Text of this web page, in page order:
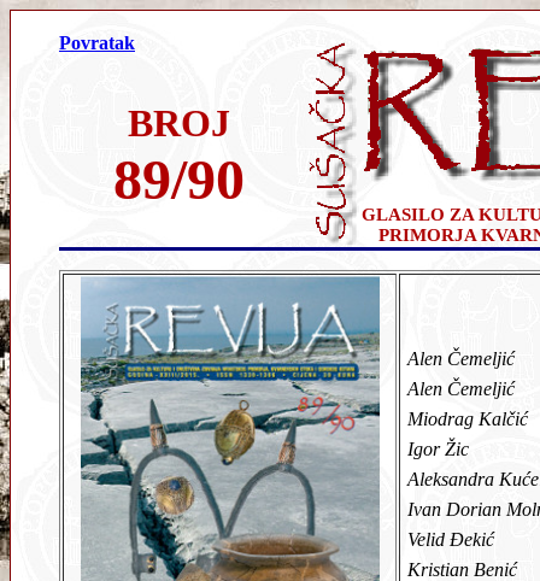
Povratak
GLASILO ZA
PRIMORJA
BROJ
89/90
Alen Čemeljić
Alen Čemeljić
Miodrag Kalčić
Igor Žic
Aleksandra
Ivan Dorian
Velid Đekić
Kristian Benić